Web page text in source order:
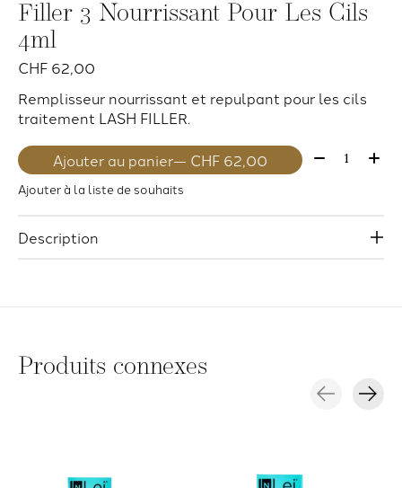
Filler 3 Nourrissant Pour Les Cils
4ml
CHF 62,00
Remplisseur nourrissant et repulpant pour les cils
traitement LASH FILLER.
Ajouter au panier — CHF 62,00 Quantité:
Ajouter à la liste de souhaits
Description
Produits connexes